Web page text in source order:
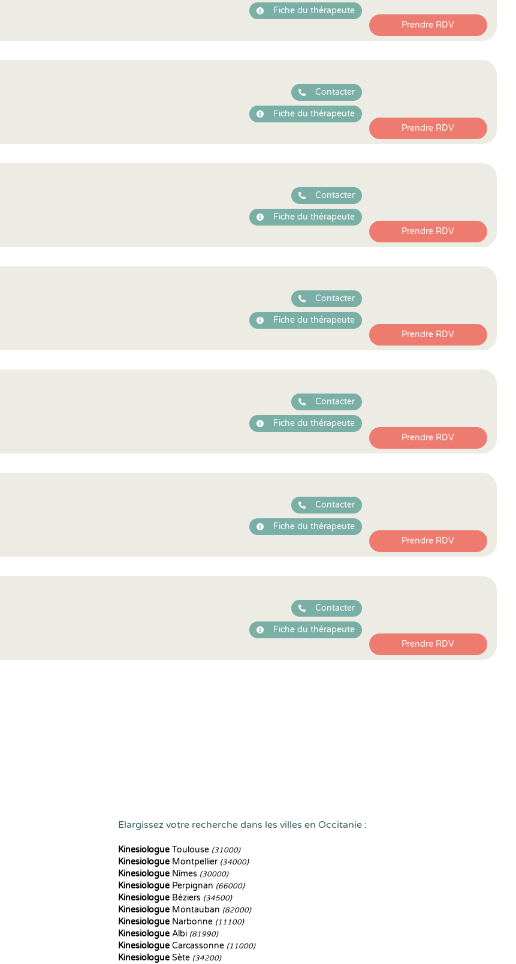
Fiche du thérapeute
Prendre RDV
Contacter
Fiche du thérapeute
Prendre RDV
Contacter
Fiche du thérapeute
Prendre RDV
Contacter
Fiche du thérapeute
Prendre RDV
Contacter
Fiche du thérapeute
Prendre RDV
Contacter
Fiche du thérapeute
Prendre RDV
Contacter
Fiche du thérapeute
Prendre RDV
Elargissez votre recherche dans les villes en Occitanie :
Kinesiologue Toulouse (31000)
Kinesiologue Montpellier (34000)
Kinesiologue Nîmes (30000)
Kinesiologue Perpignan (66000)
Kinesiologue Béziers (34500)
Kinesiologue Montauban (82000)
Kinesiologue Narbonne (11100)
Kinesiologue Albi (81990)
Kinesiologue Carcassonne (11000)
Kinesiologue Sète (34200)